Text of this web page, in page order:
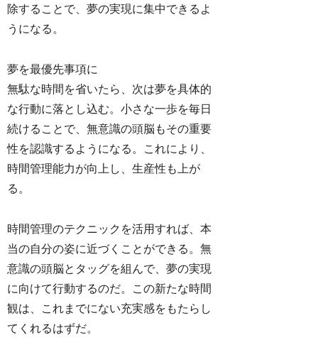
除することで、夢の実現に集中できるよ
うになる。
夢を最優先事項に
無駄な時間を省いたら、次は夢を具体的
な行動に落とし込む。小さな一歩を毎日
続けることで、無意識の頭脳もその重要
性を認識するようになる。これにより、
時間管理能力が向上し、生産性も上が
る。
時間管理のテクニックを活用すれば、本
当の自分の姿に近づくことができる。無
意識の頭脳とタッグを組んで、夢の実現
に向けて行動するのだ。この新たな時間
観は、これまでにない充実感をもたらし
てくれるはずだ。